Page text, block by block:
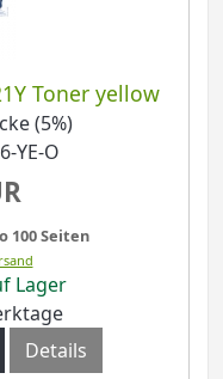
Toner yellow
(5%)
YE-O
100 Seiten
Lager
Details